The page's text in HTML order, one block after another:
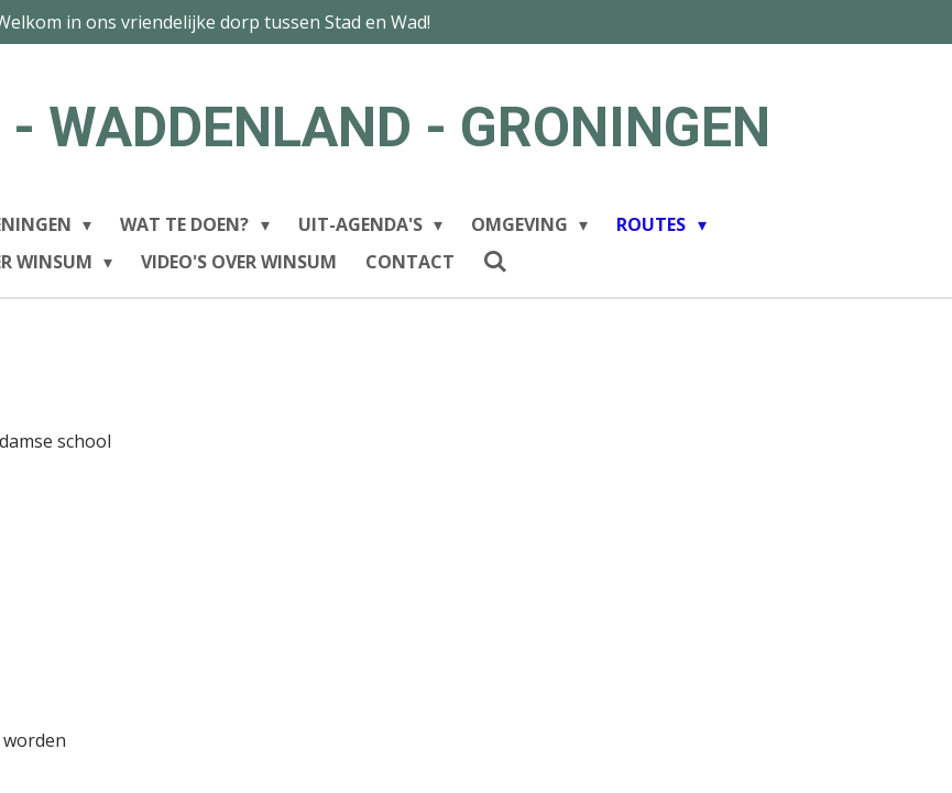
in ons vriendelijke dorp tussen Stad en Wad!
WADDENLAND - GRONINGEN
WAT TE DOEN? UIT-AGENDA'S OMGEVING
ROUTES
WINSUM
VIDEO'S OVER WINSUM CONTACT
school